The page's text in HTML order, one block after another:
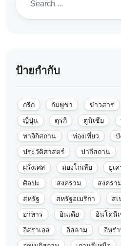
ป้ายกำกับ
กรีก กัมพูชา ข่าวสาร
ญี่ปุ่น
ตุรกี ตูนิเซีย
ทาจิกิสถาน
ท่องเที่ยว บั
ประวัติศาสตร์
ปากีสถาน
ฝรั่งเศส
มองโกเลีย ยูเ
ศิลปะ
สงคราม
สงครา
สหรัฐ
สหรัฐอเมริกา ส
อาหาร
อินเดีย อินโดนี
อิสราเอล
อิสลาม อิหร่